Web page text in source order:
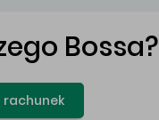
Bossa?
rachunek